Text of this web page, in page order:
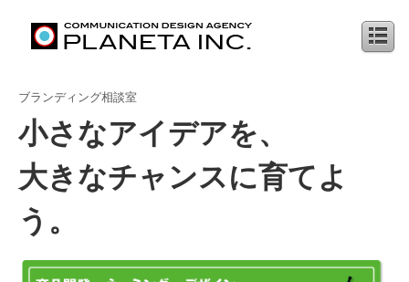
ブランディング相談室
小さなアイデアを、
大きなチャンスに育てよ
う。